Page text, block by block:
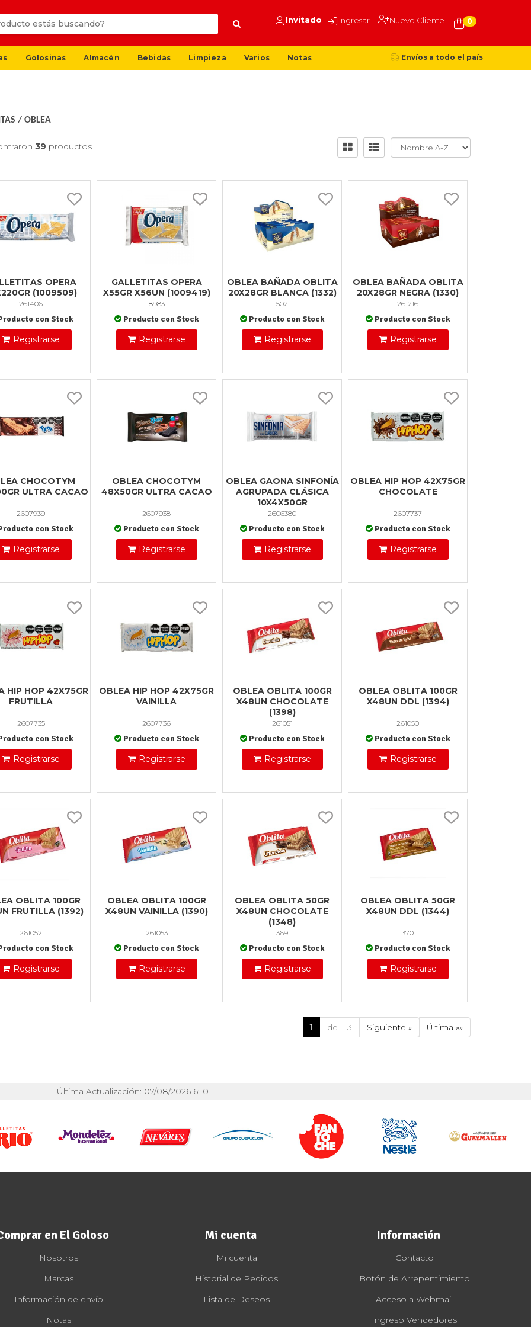
Invitado Ingresar Nuevo Cliente 0
Golosinas Almacén Bebidas Limpieza Varios Notas Envíos a todo el país
/ OBLEA
39 productos
OPERA
(1009509)
261406
con Stock
Registrarse
GALLETITAS OPERA
X55GR X56UN (1009419)
8983
Producto con Stock
Registrarse
OBLEA BAÑADA OBLITA
20X28GR BLANCA (1332)
502
Producto con Stock
Registrarse
OBLEA BAÑADA OBLITA
20X28GR NEGRA (1330)
261216
Producto con Stock
Registrarse
CHOCOTYM
ULTRA CACAO
2607939
con Stock
Registrarse
OBLEA CHOCOTYM
48X50GR ULTRA CACAO
2607938
Producto con Stock
Registrarse
OBLEA GAONA SINFONÍA
AGRUPADA CLÁSICA
10X4X50GR
2606380
Producto con Stock
Registrarse
OBLEA HIP HOP 42X75GR
CHOCOLATE
2607737
Producto con Stock
Registrarse
HIP HOP 42X75GR
FRUTILLA
2607735
con Stock
Registrarse
OBLEA HIP HOP 42X75GR
VAINILLA
2607736
Producto con Stock
Registrarse
OBLEA OBLITA 100GR
X48UN CHOCOLATE
(1398)
261051
Producto con Stock
Registrarse
OBLEA OBLITA 100GR
X48UN DDL (1394)
261050
Producto con Stock
Registrarse
OBLITA 100GR
FRUTILLA (1392)
261052
con Stock
Registrarse
OBLEA OBLITA 100GR
X48UN VAINILLA (1390)
261053
Producto con Stock
Registrarse
OBLEA OBLITA 50GR
X48UN CHOCOLATE
(1348)
369
Producto con Stock
Registrarse
OBLEA OBLITA 50GR
X48UN DDL (1344)
370
Producto con Stock
Registrarse
1 de 3 Siguiente » Última »»
Última Actualización: 07/08/2026 6:10
en El Goloso
Nosotros
Marcas
Información de envío
Notas
Mi cuenta
Mi cuenta
Historial de Pedidos
Lista de Deseos
Información
Contacto
Botón de Arrepentimiento
Acceso a Webmail
Ingreso Vendedores